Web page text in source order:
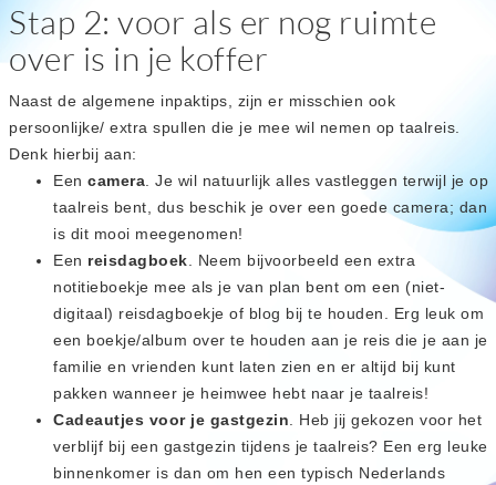
Stap 2: voor als er nog ruimte
over is in je koffer
Naast de algemene inpaktips, zijn er misschien ook
persoonlijke/ extra spullen die je mee wil nemen op taalreis.
Denk hierbij aan:
Een camera. Je wil natuurlijk alles vastleggen terwijl je op
taalreis bent, dus beschik je over een goede camera; dan
is dit mooi meegenomen!
Een reisdagboek. Neem bijvoorbeeld een extra
notitieboekje mee als je van plan bent om een (niet-
digitaal) reisdagboekje of blog bij te houden. Erg leuk om
een boekje/album over te houden aan je reis die je aan je
familie en vrienden kunt laten zien en er altijd bij kunt
pakken wanneer je heimwee hebt naar je taalreis!
Cadeautjes voor je gastgezin. Heb jij gekozen voor het
verblijf bij een gastgezin tijdens je taalreis? Een erg leuke
binnenkomer is dan om hen een typisch Nederlands